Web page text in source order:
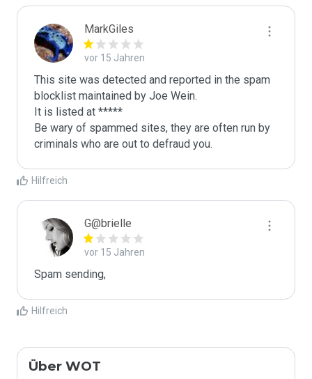
MarkGiles
vor 15 Jahren
This site was detected and reported in the spam
blocklist maintained by Joe Wein.
It is listed at *****
Be wary of spammed sites, they are often run by
criminals who are out to defraud you.
Hilfreich
G@brielle
vor 15 Jahren
Spam sending,
Hilfreich
Über WOT